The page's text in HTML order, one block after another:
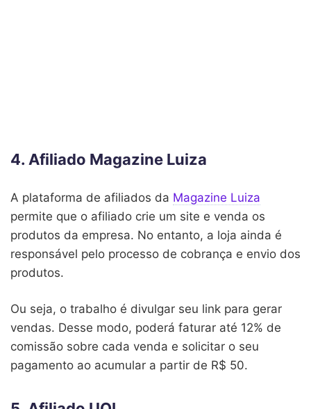
4. Afiliado Magazine Luiza
A plataforma de afiliados da Magazine Luiza
permite que o afiliado crie um site e venda os
produtos da empresa. No entanto, a loja ainda é
responsável pelo processo de cobrança e envio dos
produtos.
Ou seja, o trabalho é divulgar seu link para gerar
vendas. Desse modo, poderá faturar até 12% de
comissão sobre cada venda e solicitar o seu
pagamento ao acumular a partir de R$ 50.